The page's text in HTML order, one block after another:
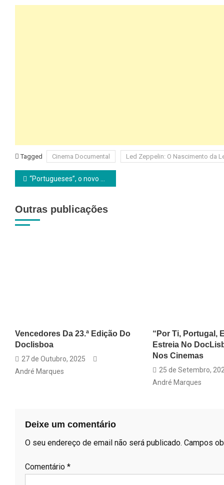
Tagged Cinema Documental Led Zeppelin: O Nascimento da
Navegação
artigos
“Portugueses”, o novo filme de Vicente Alves do Ó
Outras publicações
Vencedores Da 23.ª Edição Do
Doclisboa
27 de Outubro, 2025
André Marques
“Por Ti, Portugal,
Estreia No
Nos Cinemas
25 de Setembro,
André Marques
Deixe um comentário
O seu endereço de email não será publicado. Campos
Comentário *